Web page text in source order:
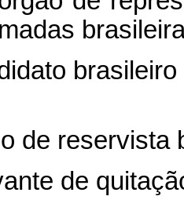
de reservista
de